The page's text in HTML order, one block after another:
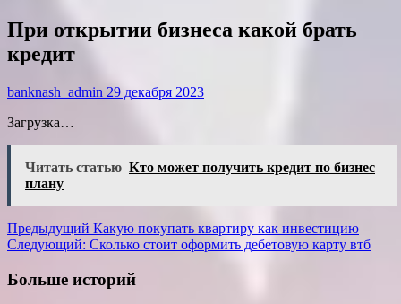
При открытии бизнеса какой брать
кредит
banknash_admin 29 декабря 2023
Загрузка…
Читать статью Кто может получить кредит по бизнес
плану
Навигация
записи
Предыдущий Какую покупать квартиру как инвестицию
Следующий: Сколько стоит оформить дебетовую карту втб
Больше историй